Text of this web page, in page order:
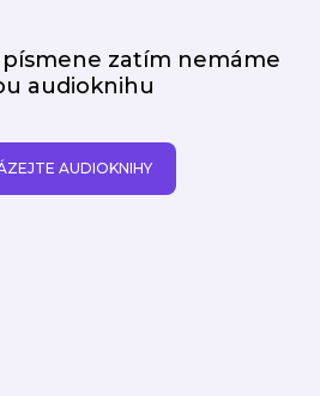
zatím nemáme
audioknihu
AUDIOKNIHY